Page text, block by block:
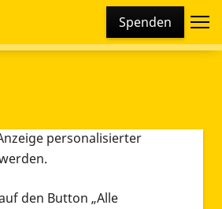
Spenden
verschiedene Cookies und
beinhaltet Cookies und
personalisierter
den Button „Alle